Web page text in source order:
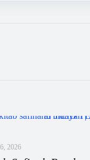
2026